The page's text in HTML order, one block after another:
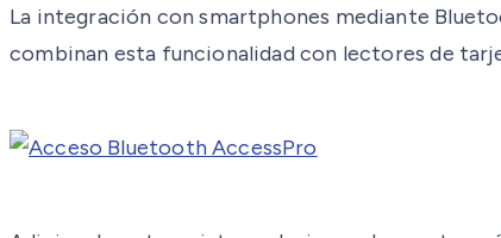
La integración con smartphones mediante
combinan esta funcionalidad con lectores de